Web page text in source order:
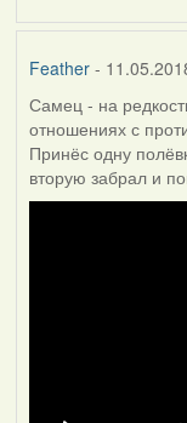
Feather-
Самец - на
отношениях с
Принёс одну
вторую забрал и